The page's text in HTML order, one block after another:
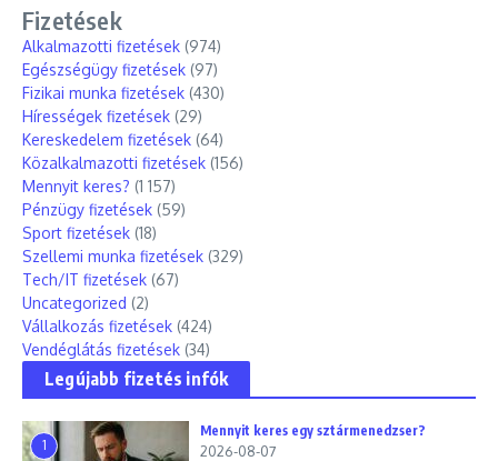
Fizetések
Alkalmazotti fizetések (974)
Egészségügy fizetések (97)
Fizikai munka fizetések (430)
Hírességek fizetések (29)
Kereskedelem fizetések (64)
Közalkalmazotti fizetések (156)
Mennyit keres? (1 157)
Pénzügy fizetések (59)
Sport fizetések (18)
Szellemi munka fizetések (329)
Tech/IT fizetések (67)
Uncategorized (2)
Vállalkozás fizetések (424)
Vendéglátás fizetések (34)
Legújabb fizetés infók
1
Mennyit keres egy sztármenedzser?
2026-08-07